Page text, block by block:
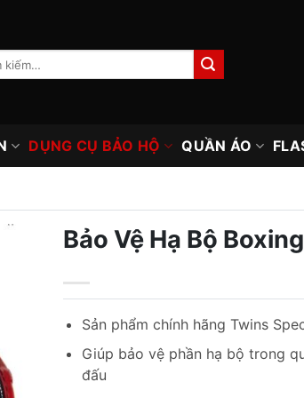
DỤNG CỤ BẢO HỘ QUẦN ÁO
Bảo Vệ Hạ Bộ
Sản phẩm chính hãng Twins
Giúp bảo vệ phần hạ bộ trong
đấu